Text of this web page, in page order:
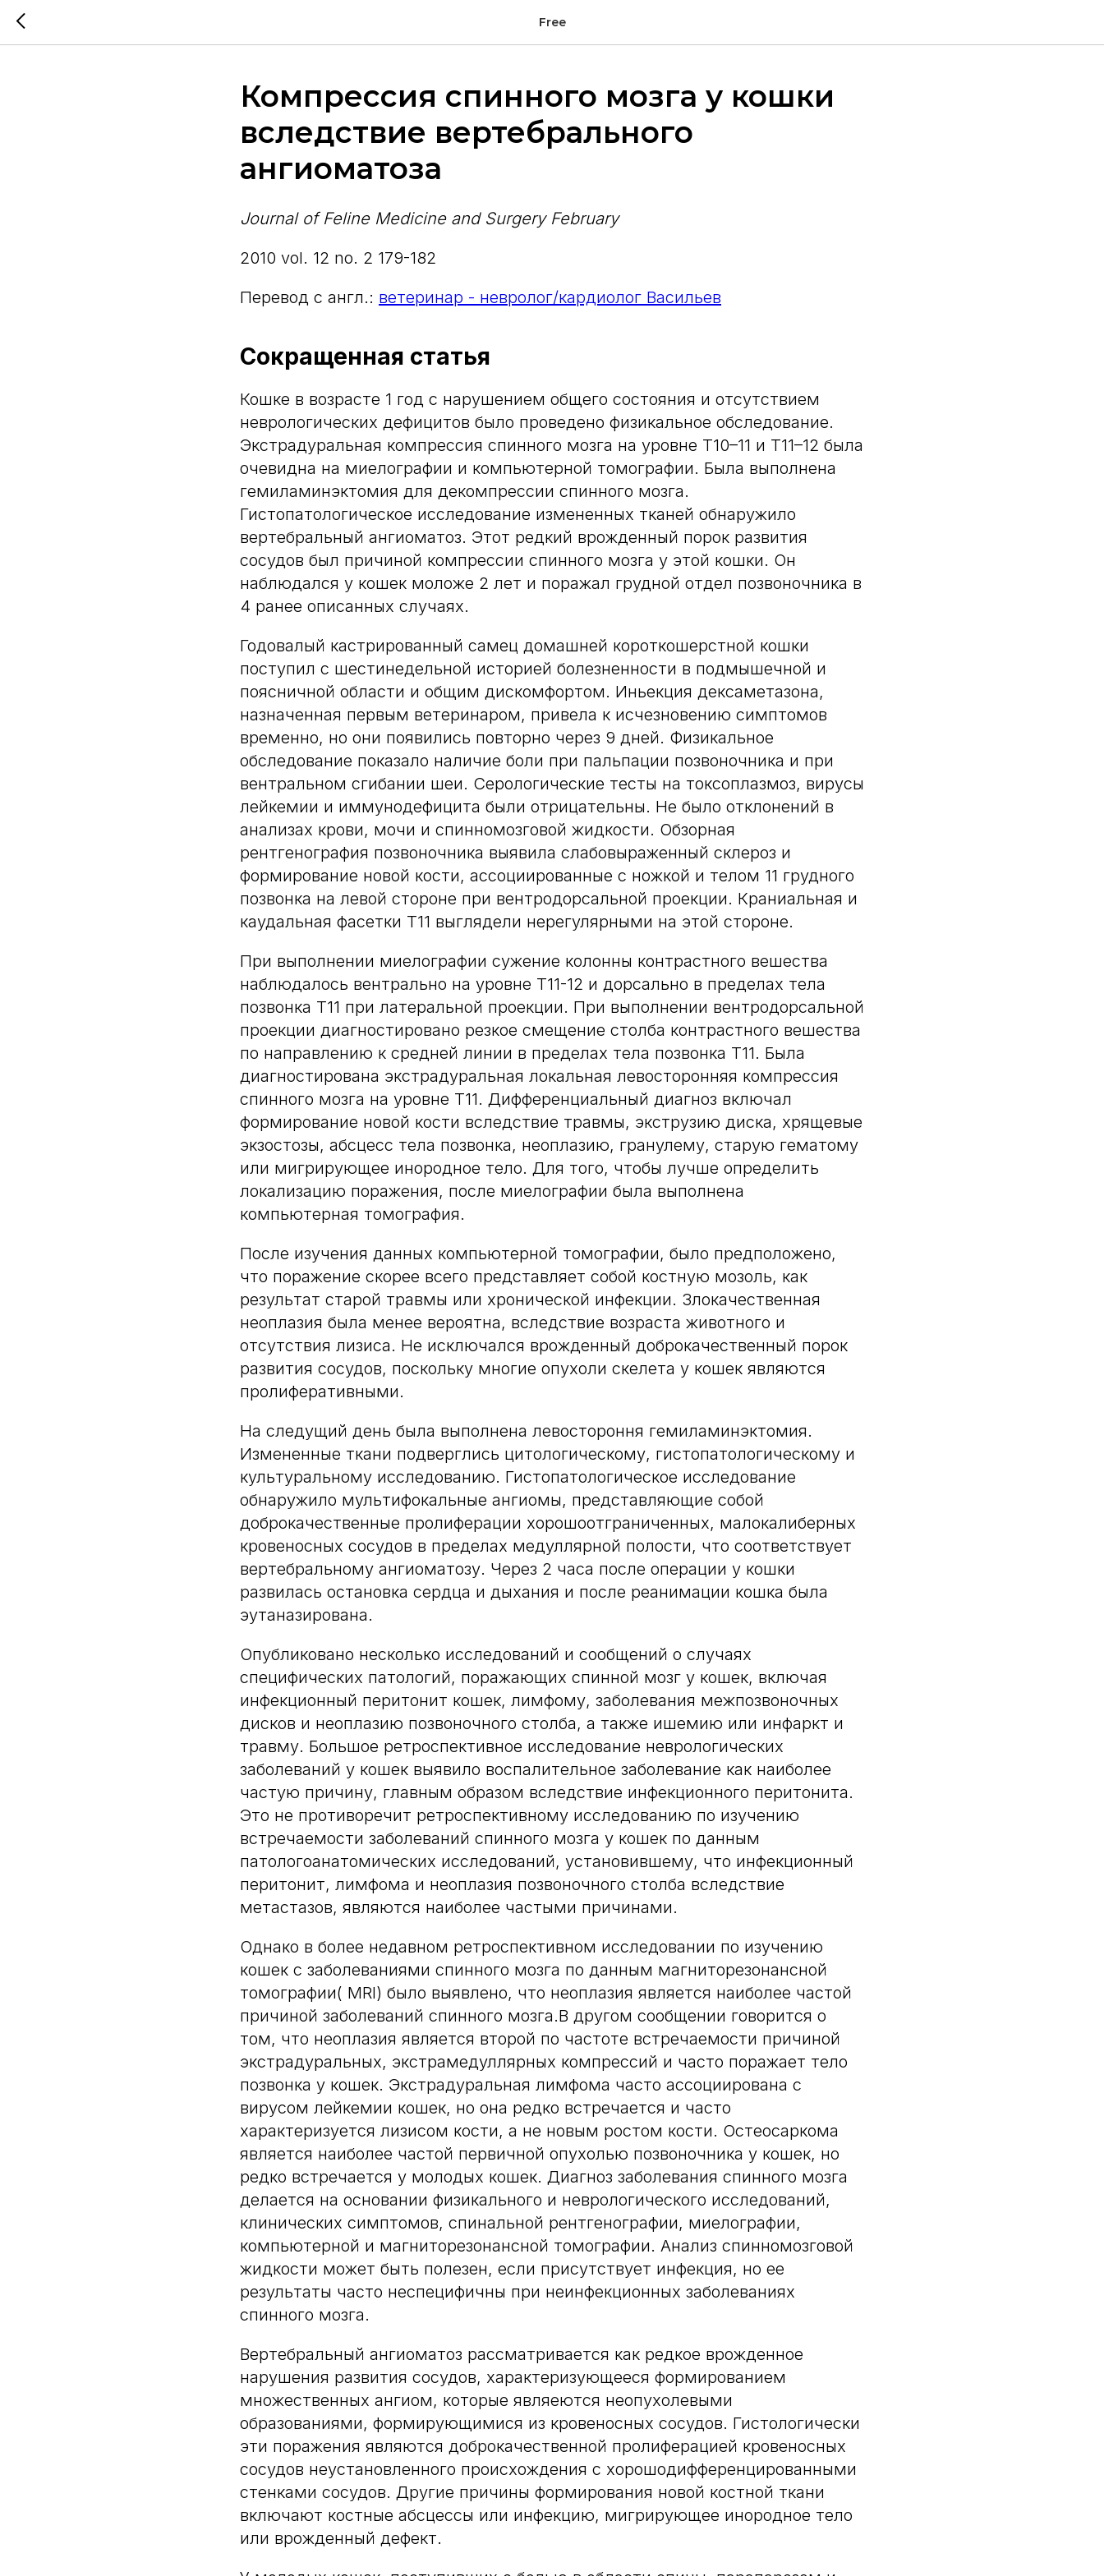
Free
Компрессия спинного мозга у кошки
вследствие вертебрального
ангиоматоза
Journal of Feline Medicine and Surgery February
2010 vol. 12 no. 2 179-182
Перевод с англ.: ветеринар - невролог/кардиолог Васильев
Сокращенная статья
Кошке в возрасте 1 год с нарушением общего состояния и отсутствием
неврологических дефицитов было проведено физикальное обследование.
Экстрадуральная компрессия спинного мозга на уровне T10–11 и T11–12 была
очевидна на миелографии и компьютерной томографии. Была выполнена
гемиламинэктомия для декомпрессии спинного мозга.
Гистопатологическое исследование измененных тканей обнаружило
вертебральный ангиоматоз. Этот редкий врожденный порок развития
сосудов был причиной компрессии спинного мозга у этой кошки. Он
наблюдался у кошек моложе 2 лет и поражал грудной отдел позвоночника в
4 ранее описанных случаях.
Годовалый кастрированный самец домашней короткошерстной кошки
поступил с шестинедельной историей болезненности в подмышечной и
поясничной области и общим дискомфортом. Иньекция дексаметазона,
назначенная первым ветеринаром, привела к исчезновению симптомов
временно, но они появились повторно через 9 дней. Физикальное
обследование показало наличие боли при пальпации позвоночника и при
вентральном сгибании шеи. Серологические тесты на токсоплазмоз, вирусы
лейкемии и иммунодефицита были отрицательны. Не было отклонений в
анализах крови, мочи и спинномозговой жидкости. Обзорная
рентгенография позвоночника выявила слабовыраженный склероз и
формирование новой кости, ассоциированные с ножкой и телом 11 грудного
позвонка на левой стороне при вентродорсальной проекции. Краниальная и
каудальная фасетки Т11 выглядели нерегулярными на этой стороне.
При выполнении миелографии сужение колонны контрастного вешества
наблюдалось вентрально на уровне Т11-12 и дорсально в пределах тела
позвонка Т11 при латеральной проекции. При выполнении вентродорсальной
проекции диагностировано резкое смещение столба контрастного вешества
по направлению к средней линии в пределах тела позвонка Т11. Была
диагностирована экстрадуральная локальная левосторонняя компрессия
спинного мозга на уровне Т11. Дифференциальный диагноз включал
формирование новой кости вследствие травмы, экструзию диска, хрящевые
экзостозы, абсцесс тела позвонка, неоплазию, гранулему, старую гематому
или мигрирующее инородное тело. Для того, чтобы лучше определить
локализацию поражения, после миелографии была выполнена
компьютерная томография.
После изучения данных компьютерной томографии, было предположено,
что поражение скорее всего представляет собой костную мозоль, как
результат старой травмы или хронической инфекции. Злокачественная
неоплазия была менее вероятна, вследствие возраста животного и
отсутствия лизиса. Не исключался врожденный доброкачественный порок
развития сосудов, поскольку многие опухоли скелета у кошек являются
пролиферативными.
На следущий день была выполнена левостороння гемиламинэктомия.
Измененные ткани подверглись цитологическому, гистопатологическому и
культуральному исследованию. Гистопатологическое исследование
обнаружило мультифокальные ангиомы, представляющие собой
доброкачественные пролиферации хорошоотграниченных, малокалиберных
кровеносных сосудов в пределах медуллярной полости, что соответствует
вертебральному ангиоматозу. Через 2 часа после операции у кошки
развилась остановка сердца и дыхания и после реанимации кошка была
эутаназирована.
Опубликовано несколько исследований и сообщений о случаях
специфических патологий, поражающих спинной мозг у кошек, включая
инфекционный перитонит кошек, лимфому, заболевания межпозвоночных
дисков и неоплазию позвоночного столба, а также ишемию или инфаркт и
травму. Большое ретроспективное исследование неврологических
заболеваний у кошек выявило воспалительное заболевание как наиболее
частую причину, главным образом вследствие инфекционного перитонита.
Это не противоречит ретроспективному исследованию по изучению
встречаемости заболеваний спинного мозга у кошек по данным
патологоанатомических исследований, установившему, что инфекционный
перитонит, лимфома и неоплазия позвоночного столба вследствие
метастазов, являются наиболее частыми причинами.
Однако в более недавном ретроспективном исследовании по изучению
кошек с заболеваниями спинного мозга по данным магниторезонансной
томографии( MRI) было выявлено, что неоплазия является наиболее частой
причиной заболеваний спинного мозга.В другом сообщении говорится о
том, что неоплазия является второй по частоте встречаемости причиной
экстрадуральных, экстрамедуллярных компрессий и часто поражает тело
позвонка у кошек. Экстрадуральная лимфома часто ассоциирована с
вирусом лейкемии кошек, но она редко встречается и часто
характеризуется лизисом кости, а не новым ростом кости. Остеосаркома
является наиболее частой первичной опухолью позвоночника у кошек, но
редко встречается у молодых кошек. Диагноз заболевания спинного мозга
делается на основании физикального и неврологического исследований,
клинических симптомов, спинальной рентгенографии, миелографии,
компьютерной и магниторезонансной томографии. Анализ спинномозговой
жидкости может быть полезен, если присутствует инфекция, но ее
результаты часто неспецифичны при неинфекционных заболеваниях
спинного мозга.
Вертебральный ангиоматоз рассматривается как редкое врожденное
нарушения развития сосудов, характеризующееся формированием
множественных ангиом, которые являеются неопухолевыми
образованиями, формирующимися из кровеносных сосудов. Гистологически
эти поражения являются доброкачественной пролиферацией кровеносных
сосудов неустановленного происхождения с хорошодифференцированными
стенками сосудов. Другие причины формирования новой костной ткани
включают костные абсцессы или инфекцию, мигрирующее инородное тело
или врожденный дефект.